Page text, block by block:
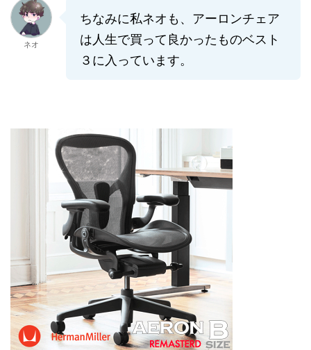
ネオ
ちなみに私ネオも、アーロンチェア
は人生で買って良かったものベスト
３に入っています。